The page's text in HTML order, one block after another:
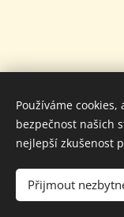
TJ
Používáme
bezpečnost našich
nejlepší zkušenost
Přijmout